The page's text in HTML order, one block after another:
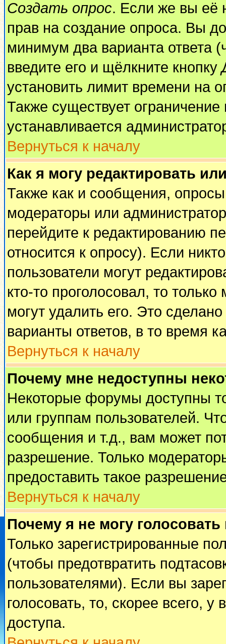
Создать опрос. Если же вы её
прав на создание опроса. Вы
минимум два варианта ответа
введите его и щёлкните кнопку
установить лимит времени на
Также существует ограничение
устанавливается
Вернуться к началу
Как я могу редактировать
Также как и сообщения, опросы
модераторы или
перейдите к редактированию
относится к опросу). Если
пользователи могут
кто-то проголосовал, то
могут удалить его. Это
варианты ответов, в то время
Вернуться к началу
Почему мне недоступны
Некоторые форумы доступны
или группам пользователей.
сообщения и т.д., вам может
разрешение. Только
предоставить такое
Вернуться к началу
Почему я не могу
Только зарегистрированные
(чтобы предотвратить
пользователями). Если вы
голосовать, то, скорее всего,
доступа.